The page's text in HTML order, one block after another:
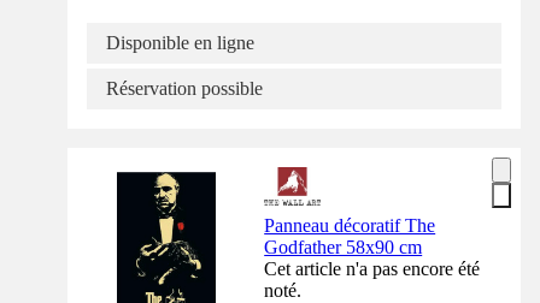
Disponible en ligne
Réservation possible
Panneau décoratif The
Godfather 58x90 cm
Cet article n'a pas encore été
noté.